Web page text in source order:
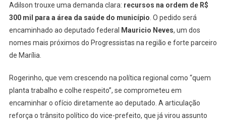
Adilson trouxe uma demanda clara: recursos na ordem de R$
300 mil para a área da saúde do município . O pedido será
encaminhado ao deputado federal
Mauricio Neves, um dos
nomes mais próximos do Progressistas na região e forte parceiro
de Marília.
Rogerinho, que vem crescendo na política regional como “quem
planta trabalho e colhe respeito”, se comprometeu em
encaminhar o ofício diretamente ao deputado. A articulação
reforça o trânsito político do vice-prefeito, que já virou assunto